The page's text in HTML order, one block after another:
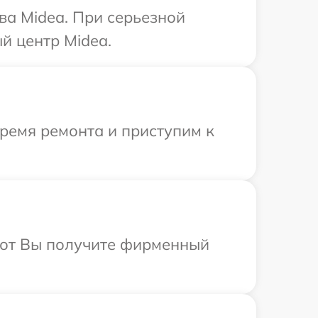
Midea. При серьезной
центр Midea.
ремонта и приступим к
Вы получите фирменный